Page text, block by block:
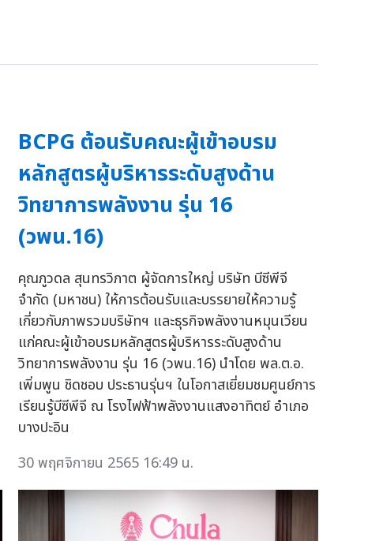
BCPG ต้อนรับคณะผู้เข้าอบรม
หลักสูตรผู้บริหารระดับสูงด้าน
วิทยาการพลังงาน รุ่น 16
(วพน.16)
คุณภูวดล สุนทรวิภาต ผู้จัดการใหญ่ บริษัท บีซีพีจี
จำกัด (มหาชน) ให้การต้อนรับและบรรยายให้ความรู้
เกี่ยวกับภาพรวมบริษัทฯ และธุรกิจพลังงานหมุนเวียน
แก่คณะผู้เข้าอบรมหลักสูตรผู้บริหารระดับสูงด้าน
วิทยาการพลังงาน รุ่น 16 (วพน.16) นำโดย พล.ต.อ.
เพิ่มพูน ชิดชอบ ประธานรุ่นฯ ในโอกาสเยี่ยมชมศูนย์การ
เรียนรู้บีซีพีจี ณ โรงไฟฟ้าพลังงานแสงอาทิตย์ อำเภอ
บางปะอิน
30 พฤศจิกายน 2565 16:49 น.